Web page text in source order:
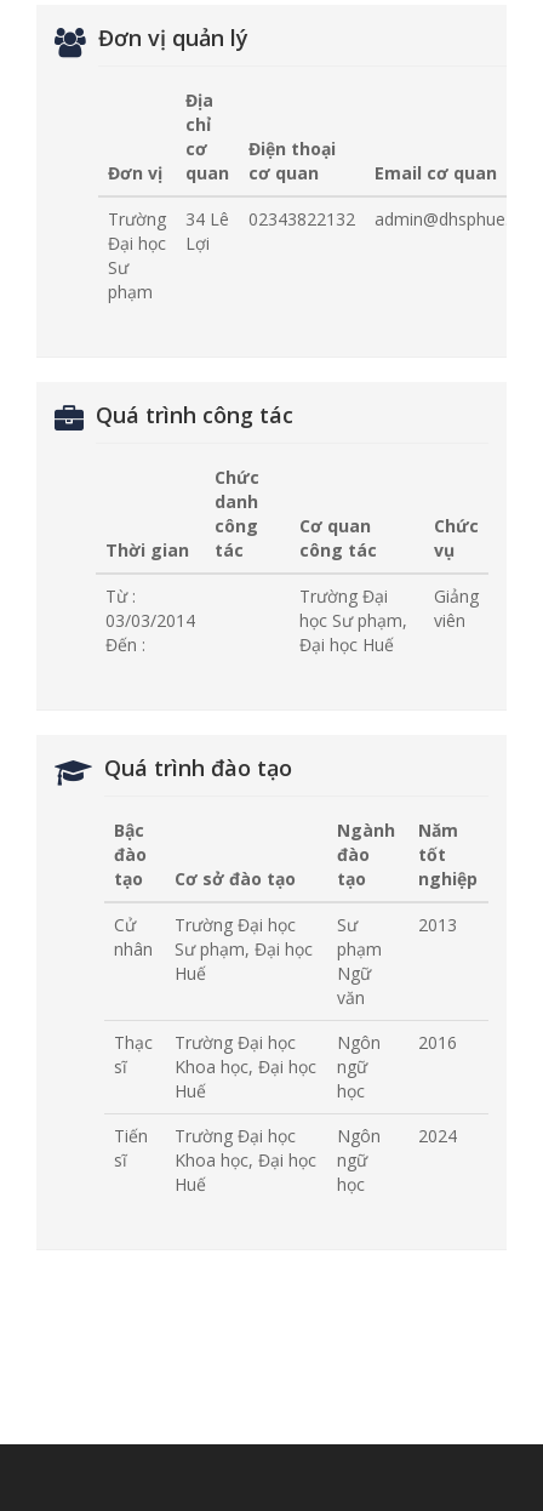
Đơn vị quản lý
Đơn vị
Địa
chỉ
cơ
quan
Điện thoại
cơ quan
Email cơ quan
Trường
Đại học
Sư
phạm
34 Lê
Lợi
02343822132
Quá trình công tác
Thời gian
Chức
danh
công
tác
Cơ quan
công tác
Chức
vụ
Từ :
03/03/2014
Đến :
Trường Đại
học Sư phạm,
Đại học Huế
Giảng
viên
Quá trình đào tạo
Bậc
đào
tạo
Cơ sở đào tạo
Ngành
đào
tạo
Năm
tốt
nghiệp
Cử
nhân
Trường Đại học
Sư phạm, Đại học
Huế
Sư
phạm
Ngữ
văn
2013
Thạc
sĩ
Trường Đại học
Khoa học, Đại học
Huế
Ngôn
ngữ
học
2016
Tiến
sĩ
Trường Đại học
Khoa học, Đại học
Huế
Ngôn
ngữ
học
2024